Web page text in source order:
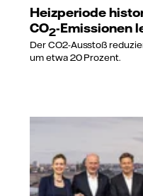
Heizperiode
CO2-Emissionen
Der CO2-Ausstoß
um etwa 20 Prozent.